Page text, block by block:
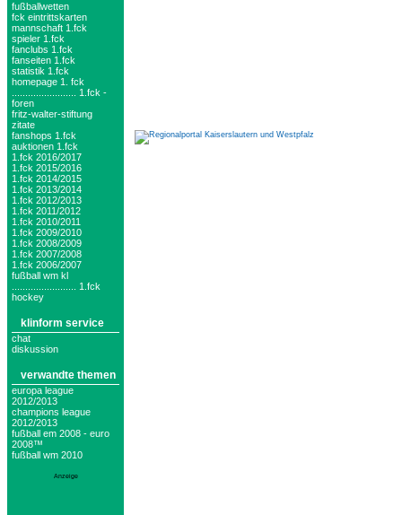
fußballwetten
fck eintrittskarten
mannschaft 1.fck
spieler 1.fck
fanclubs 1.fck
fanseiten 1.fck
statistik 1.fck
homepage 1. fck
........................ 1.fck -
foren
fritz-walter-stiftung
zitate
fanshops 1.fck
auktionen 1.fck
1.fck 2016/2017
1.fck 2015/2016
1.fck 2014/2015
1.fck 2013/2014
1.fck 2012/2013
1.fck 2011/2012
1.fck 2010/2011
1.fck 2009/2010
1.fck 2008/2009
1.fck 2007/2008
1.fck 2006/2007
fußball wm kl
........................ 1.fck
hockey
klinform service
chat
diskussion
verwandte themen
europa league
2012/2013
champions league
2012/2013
fußball em 2008 - euro
2008™
fußball wm 2010
Anzeige